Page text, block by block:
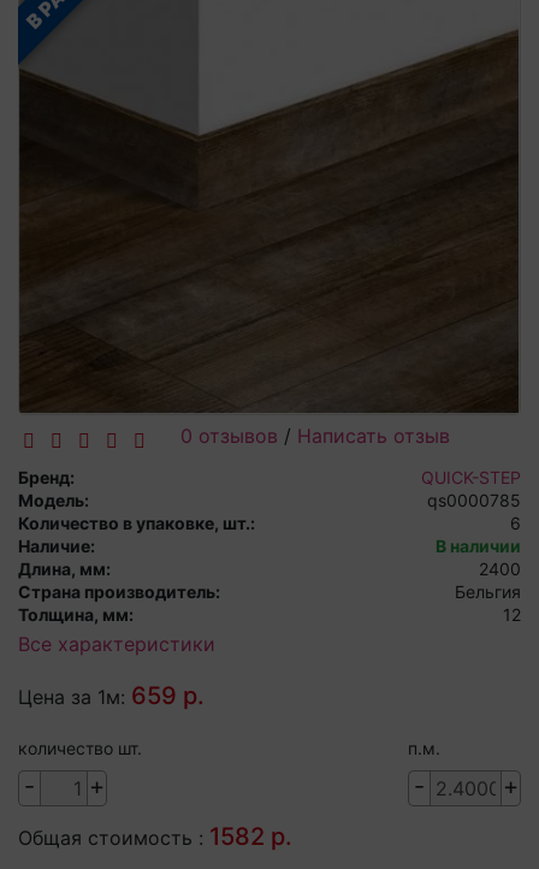
0 отзывов / Написать отзыв
Бренд:
QUICK-STEP
Модель:
qs0000785
Количество в упаковке, шт.:
6
Наличие:
В наличии
Длина, мм:
2400
Страна производитель:
Бельгия
Толщина, мм:
12
Все характеристики
Цена за 1м: 659 р.
количество шт.
- +
п.м.
- +
Общая стоимость : 1582 р.